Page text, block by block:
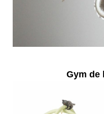
Gym de